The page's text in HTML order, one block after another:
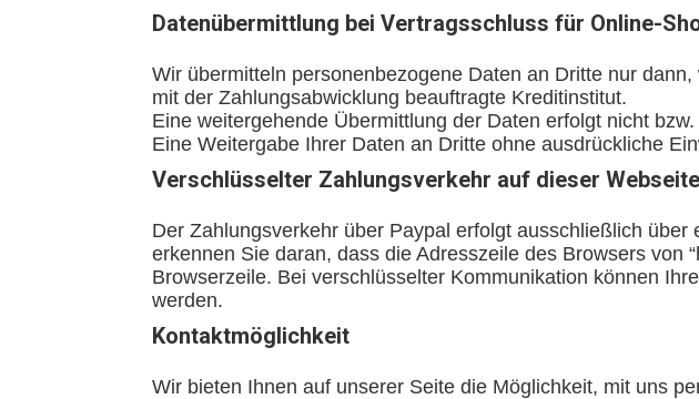
Datenübermittlung bei Vertragsschluss für Online-
Wir übermitteln personenbezogene Daten an Dritte nur
mit der Zahlungsabwicklung beauftragte Kreditinstitut.
Eine weitergehende Übermittlung der Daten erfolgt nicht
Eine Weitergabe Ihrer Daten an Dritte ohne ausdrückliche
Verschlüsselter Zahlungsverkehr auf dieser Webseite
Der Zahlungsverkehr über Paypal erfolgt ausschließlich
erkennen Sie daran, dass die Adresszeile des Browsers von
Browserzeile. Bei verschlüsselter Kommunikation können
werden.
Kontaktmöglichkeit
Wir bieten Ihnen auf unserer Seite die Möglichkeit, mit uns